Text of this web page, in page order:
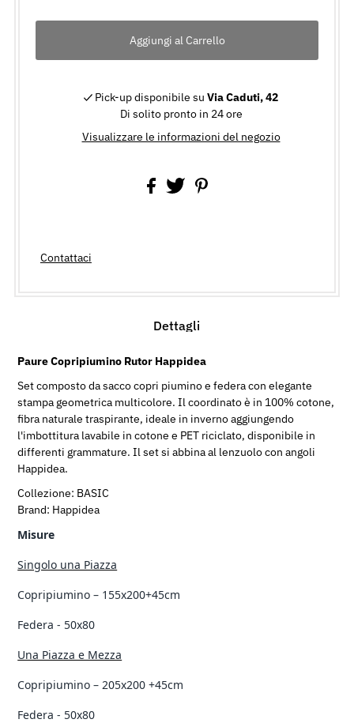
Pick-up disponibile suVia Caduti, 42
Di solito pronto in 24 ore
Visualizzare le informazioni del negozio
Contattaci
Dettagli
Paure Copripiumino Rutor Happidea
Set composto da sacco copri piumino e federa con elegante
stampa geometrica multicolore. Il coordinato è in 100% cotone,
fibra naturale traspirante, ideale in inverno aggiungendo
l'imbottitura lavabile in cotone e PET riciclato, disponibile in
differenti grammature. Il set si abbina al lenzuolo con angoli
Happidea.
Collezione: BASIC
Brand: Happidea
Misure
Singolo una Piazza
Copripiumino – 155x200+45cm
Federa - 50x80
Una Piazza e Mezza
Copripiumino – 205x200 +45cm
Federa - 50x80